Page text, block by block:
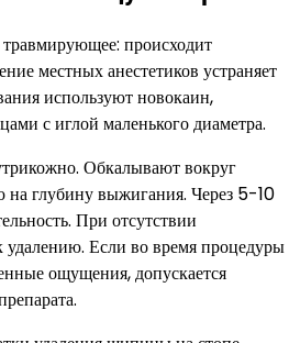
происходит
местных анестетиков устраняет
используют новокаин,
с иглой маленького диаметра.
Обкалывают вокруг
глубину выжигания. Через 5-10
При отсутствии
Если во время процедуры
ощущения, допускается